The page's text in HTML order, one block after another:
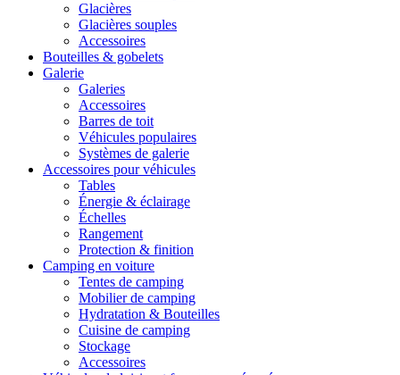
Glacières
Glacières souples
Accessoires
Bouteilles & gobelets
Galerie
Galeries
Accessoires
Barres de toit
Véhicules populaires
Systèmes de galerie
Accessoires pour véhicules
Tables
Énergie & éclairage
Échelles
Rangement
Protection & finition
Camping en voiture
Tentes de camping
Mobilier de camping
Hydratation & Bouteilles
Cuisine de camping
Stockage
Accessoires